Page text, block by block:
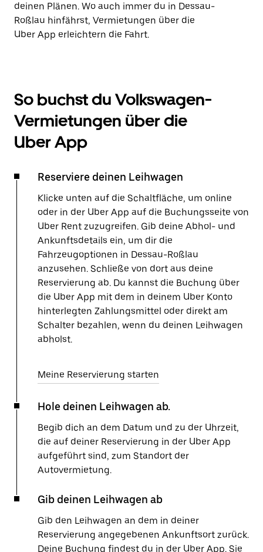
deinen Plänen. Wo auch immer du in Dessau-
Roßlau hinfährst, Vermietungen über die
Uber App erleichtern die Fahrt.
So buchst du Volkswagen-
Vermietungen über die
Uber App
Reserviere deinen Leihwagen
Klicke unten auf die Schaltfläche, um online
oder in der Uber App auf die Buchungsseite von
Uber Rent zuzugreifen. Gib deine Abhol- und
Ankunftsdetails ein, um dir die
Fahrzeugoptionen in Dessau-Roßlau
anzusehen. Schließe von dort aus deine
Reservierung ab. Du kannst die Buchung über
die Uber App mit dem in deinem Uber Konto
hinterlegten Zahlungsmittel oder direkt am
Schalter bezahlen, wenn du deinen Leihwagen
abholst.
Meine Reservierung starten
Hole deinen Leihwagen ab.
Begib dich an dem Datum und zu der Uhrzeit,
die auf deiner Reservierung in der Uber App
aufgeführt sind, zum Standort der
Autovermietung.
Gib deinen Leihwagen ab
Gib den Leihwagen an dem in deiner
Reservierung angegebenen Ankunftsort zurück.
Deine Buchung findest du in der Uber App. Sie